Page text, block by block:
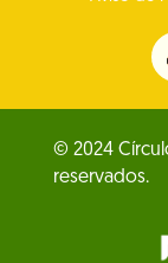
© 2024
reservados.